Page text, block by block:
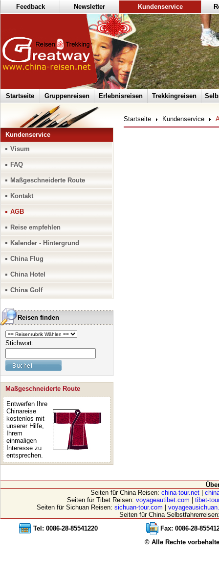
Feedback Newsletter Kundenservice
Startseite Gruppenreisen Erlebnisreisen Trekkingreisen
Kundenservice
Visum
FAQ
Maßgeschneiderte Route
Kontakt
AGB
Reise empfehlen
Kalender - Hintergrund
China Flug
China Hotel
China Golf
Reisen finden
Stichwort:
Maßgeschneiderte Route
Entwerfen Ihre
Chinareise
kostenlos mit
unserer Hilfe,
Ihrem
einmaligen
Interesse zu
entsprechen.
Startseite Kundenservice
Seiten für China Reisen: china-tour.net|
Seiten für Tibet Reisen: voyageautibet.com
tibet-
Seiten für Sichuan Reisen: sichuan-tour.com
Seiten für China
Tel: 0086-28-85541220
Fax: 0086-28-
© Alle Rechte